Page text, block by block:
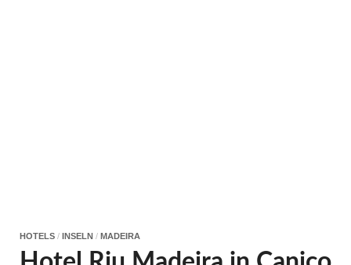
HOTELS / INSELN / MADEIRA